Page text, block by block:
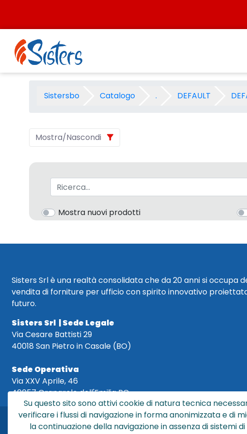
CC.GOMME - Categoria -
Sistersbo Catalogo . DEFAULT
Mostra/Nascondi
Barra di ricerca
Mostra nuovi prodotti
Sisters Srl è una realtà consolidata che da 20 anni si occupa
vendita di forniture per ufficio con spirito innovativo
futuro.
Sisters Srl | Sede Legale
Via Cesare Battisti 29
40018 San Pietro in Casale (BO)
Sede Operativa
Via XXV Aprile, 46
40057 Granarolo dell'Emilia BO
©
Sisters
Su questo sito sono attivi cookie di natura tecnica
verificare i flussi di navigazione in forma anonimizzata e di
la continuazione della navigazione in assenza di sistemi